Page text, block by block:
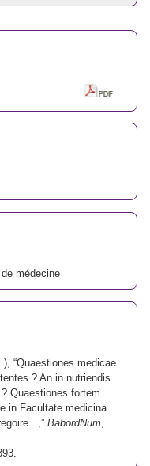
médecine
“Quaestiones medicae.
? An in nutriendis
Quaestiones fortem
in Facultate medicina
BabordNum